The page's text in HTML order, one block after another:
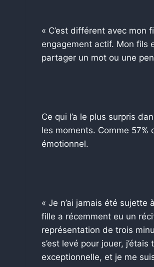
« C’est différent avec mon
engagement actif. Mon fils
partager un mot ou une
Ce qui l’a le plus surpris
les moments. Comme 57%
émotionnel.
« Je n’ai jamais été sujette
fille a récemment eu un
représentation de trois
s’est levé pour jouer,
exceptionnelle, et je me